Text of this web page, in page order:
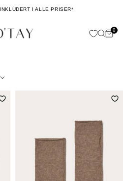
I ALLE PRISER*
00